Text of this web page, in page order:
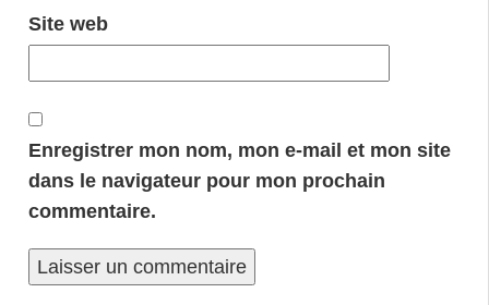
Site web
Enregistrer mon nom, mon e-mail et mon site
dans le navigateur pour mon prochain
commentaire.